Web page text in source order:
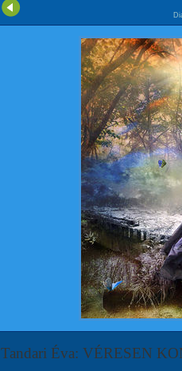
Tandari Éva: VÉRESEN